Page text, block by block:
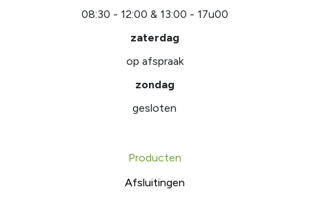
08:30 - 12:00 & 13:00 - 17u00
zaterdag
op afspraak
zondag
gesloten
Producten
Afsluitingen